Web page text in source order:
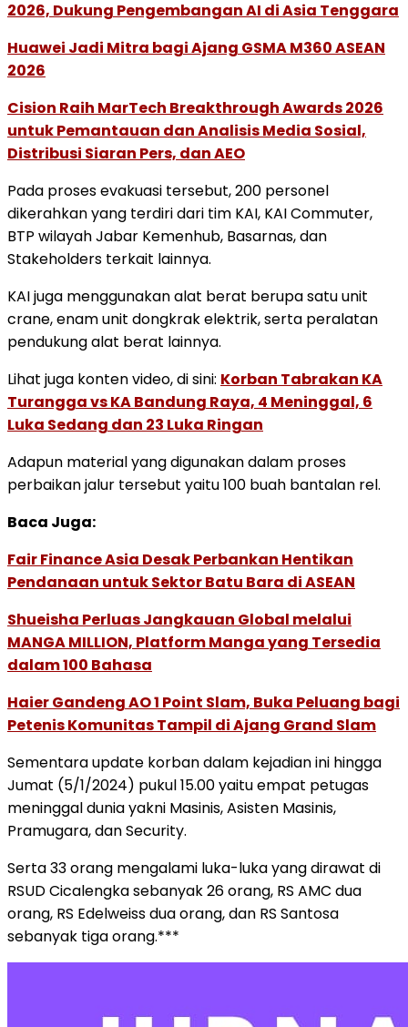
2026, Dukung Pengembangan AI di Asia Tenggara
Huawei Jadi Mitra bagi Ajang GSMA M360 ASEAN
2026
Cision Raih MarTech Breakthrough Awards 2026
untuk Pemantauan dan Analisis Media Sosial,
Distribusi Siaran Pers, dan AEO
Pada proses evakuasi tersebut, 200 personel
dikerahkan yang terdiri dari tim KAI, KAI Commuter,
BTP wilayah Jabar Kemenhub, Basarnas, dan
Stakeholders terkait lainnya.
KAI juga menggunakan alat berat berupa satu unit
crane, enam unit dongkrak elektrik, serta peralatan
pendukung alat berat lainnya.
Lihat juga konten video, di sini: Korban Tabrakan KA
Turangga vs KA Bandung Raya, 4 Meninggal, 6
Luka Sedang dan 23 Luka Ringan
Adapun material yang digunakan dalam proses
perbaikan jalur tersebut yaitu 100 buah bantalan rel.
Baca Juga:
Fair Finance Asia Desak Perbankan Hentikan
Pendanaan untuk Sektor Batu Bara di ASEAN
Shueisha Perluas Jangkauan Global melalui
MANGA MILLION, Platform Manga yang Tersedia
dalam 100 Bahasa
Haier Gandeng AO 1 Point Slam, Buka Peluang bagi
Petenis Komunitas Tampil di Ajang Grand Slam
Sementara update korban dalam kejadian ini hingga
Jumat (5/1/2024) pukul 15.00 yaitu empat petugas
meninggal dunia yakni Masinis, Asisten Masinis,
Pramugara, dan Security.
Serta 33 orang mengalami luka-luka yang dirawat di
RSUD Cicalengka sebanyak 26 orang, RS AMC dua
orang, RS Edelweiss dua orang, dan RS Santosa
sebanyak tiga orang.***